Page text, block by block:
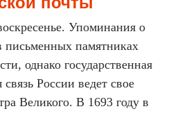
Упоминания о
письменных памятниках
однако государственная
связь России ведет свое
Великого. В 1693 году в